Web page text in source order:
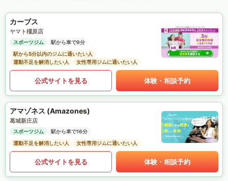
カーブス
ヤマト橿原店
スポーツジム
駅から車で9分
駅から5分以内のジムに通いたい人
運動不足を解消したい人
女性専用ジムに通いたい人
公式サイトを見る 体験・相談予約
アマゾネス (Amazones)
葛城新庄店
スポーツジム
駅から車で16分
運動不足を解消したい人
女性専用ジムに通いたい人
公式サイトを見る 体験・相談予約